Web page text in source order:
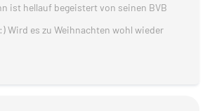
ist hellauf begeistert von seinen BVB
Wird es zu Weihnachten wohl wieder